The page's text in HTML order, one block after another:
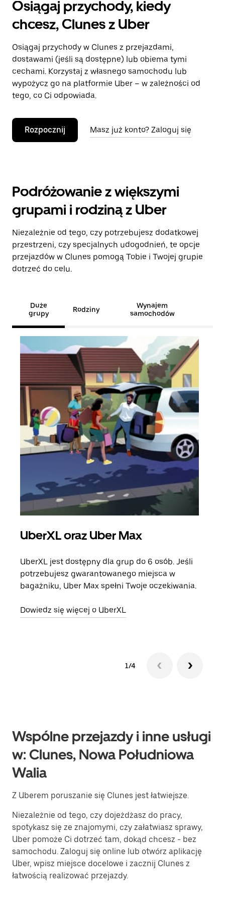
Osiągaj przychody, kiedy
chcesz, Clunes z Uber
Osiągaj przychody w Clunes z przejazdami,
dostawami (jeśli są dostępne) lub obiema tymi
cechami. Korzystaj z własnego samochodu lub
wypożycz go na platformie Uber – w zależności od
tego, co Ci odpowiada.
Rozpocznij Masz już konto? Zaloguj się
Podróżowanie z większymi
grupami i rodziną z Uber
Niezależnie od tego, czy potrzebujesz dodatkowej
przestrzeni, czy specjalnych udogodnień, te opcje
przejazdów w Clunes pomogą Tobie i Twojej grupie
dotrzeć do celu.
Duże
grupy
Rodziny
Wynajem
samochodów
UberXL oraz Uber Max
UberXL jest dostępny dla grup do 6 osób. Jeśli
potrzebujesz gwarantowanego miejsca w
bagażniku, Uber Max spełni Twoje oczekiwania.
Dowiedz się więcej o UberXL
1/4
Wspólne przejazdy i inne usługi
w: Clunes, Nowa Południowa
Walia
Z Uberem poruszanie się Clunes jest łatwiejsze.
Niezależnie od tego, czy dojeżdżasz do pracy,
spotykasz się ze znajomymi, czy załatwiasz sprawy,
Uber pomoże Ci dotrzeć tam, dokąd chcesz - bez
samochodu. Zaloguj się online lub otwórz aplikację
Uber, wpisz miejsce docelowe i zacznij Clunes z
łatwością realizować przejazdy.